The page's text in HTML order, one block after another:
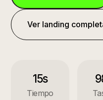
Ver landing
15s
Tiempo